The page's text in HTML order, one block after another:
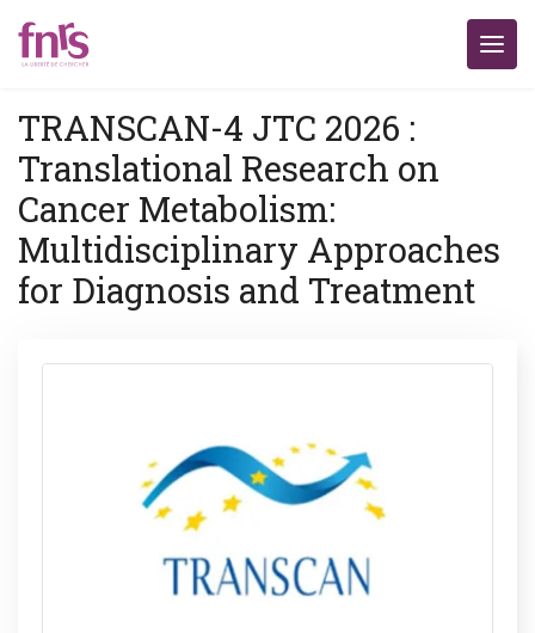
TRANSCAN-4 JTC 2026 :
Translational Research on
Cancer Metabolism:
Multidisciplinary Approaches
for Diagnosis and Treatment